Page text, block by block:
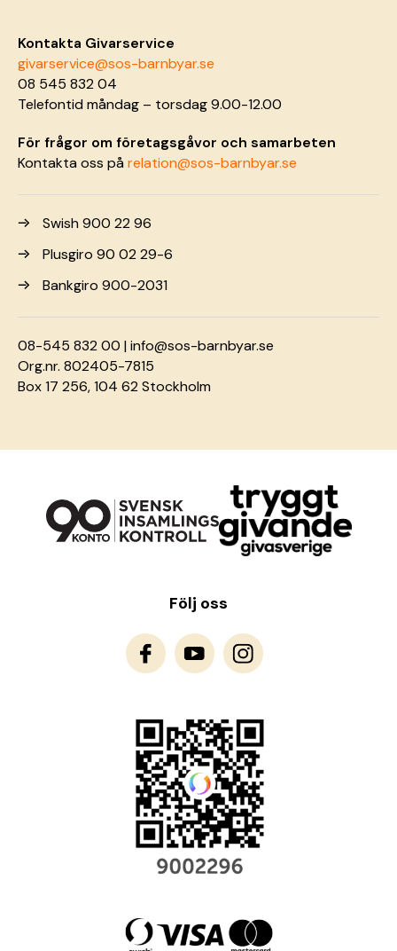
Kontakta Givarservice
givarservice@sos-barnbyar.se
08 545 832 04
Telefontid måndag – torsdag 9.00-12.00
För frågor om företagsgåvor och samarbeten
Kontakta oss pårelation@sos-barnbyar.se
Swish 900 22 96
Plusgiro 90 02 29-6
Bankgiro 900-2031
08-545 832 00 |info@sos-barnbyar.se
Org.nr. 802405-7815
Box 17 256, 104 62 Stockholm
Följ oss